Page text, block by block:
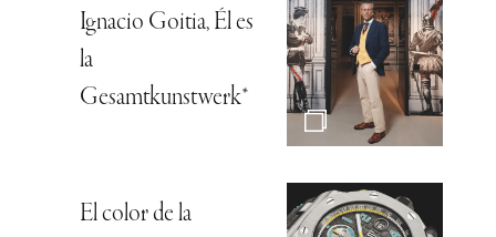
Ignacio Goitia, Él es
la
Gesamtkunstwerk*
El color de la